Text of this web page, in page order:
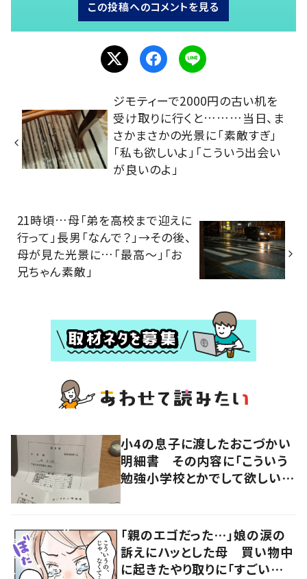
この投稿へのコメントを見る
ジモティーで2000円の古い机を
受け取りに行くと………当日、ま
さかまさかの光景に「素敵すぎ」
「私も欲しいよ」「こういう出会い
が良いのよ」
21時頃…母「弟を高校まで迎えに
行って」長男「なんで？」→その後、
母が見た光景に…「最高～」「お
兄ちゃん素敵」
小4の息子に渡したおこづかい
明細書 その内容に「こういう
勉強小学校とかでして欲しい」
「親のエゴだった…」娘の涙の
訴えにハッとした母 買い物中
に起きたやり取りに「すごい分